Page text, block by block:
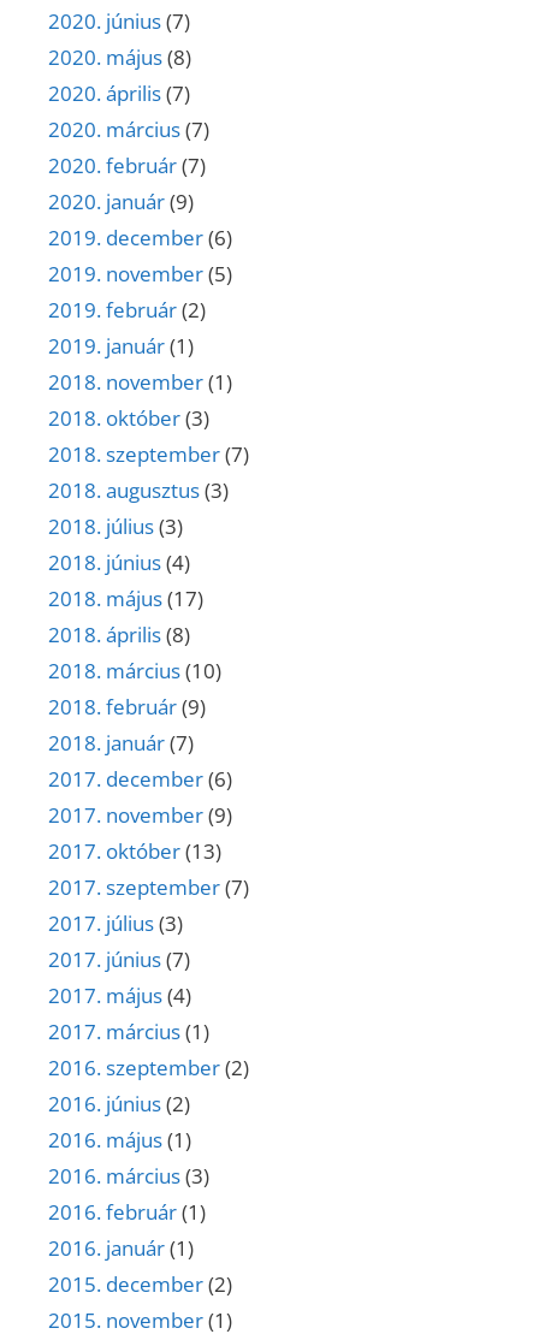
2020. június(7)
2020. május(8)
2020. április(7)
2020. március(7)
2020. február(7)
2020. január(9)
2019. december(6)
2019. november(5)
2019. február(2)
2019. január(1)
2018. november(1)
2018. október(3)
2018. szeptember(7)
2018. augusztus(3)
2018. július(3)
2018. június(4)
2018. május(17)
2018. április(8)
2018. március(10)
2018. február(9)
2018. január(7)
2017. december(6)
2017. november(9)
2017. október(13)
2017. szeptember(7)
2017. július(3)
2017. június(7)
2017. május(4)
2017. március(1)
2016. szeptember(2)
2016. június(2)
2016. május(1)
2016. március(3)
2016. február(1)
2016. január(1)
2015. december(2)
2015. november(1)